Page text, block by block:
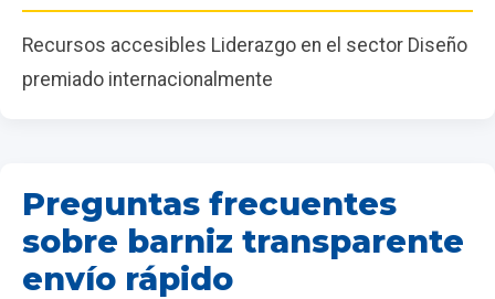
Recursos accesibles Liderazgo en el sector Diseño
premiado internacionalmente
Preguntas frecuentes
sobre barniz transparente
envío rápido